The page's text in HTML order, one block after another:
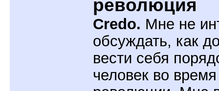
революция
Credo. Мне не
обсуждать, как
вести себя
человек во время